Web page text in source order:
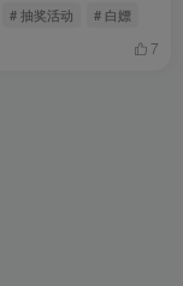
# 抽奖活动 # 白嫖
7